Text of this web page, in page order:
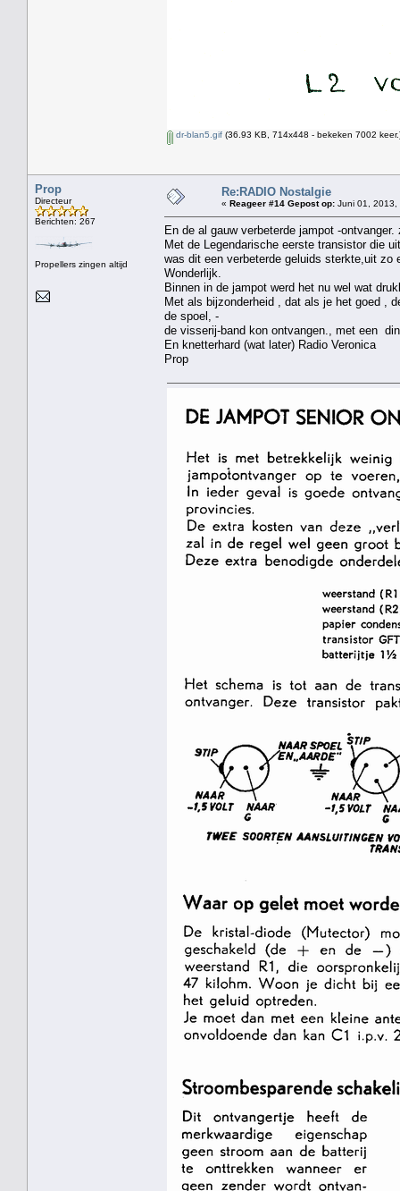
dr-blan5.gif (36.93 KB, 714x448 - bekeken 7002
Prop
Directeur
Berichten: 267
Propellers zingen altijd
Re:RADIO Nostalgie
« Reageer #14 Gepost op: Juni 01, 2013,
En de al gauw verbeterde jampot -ontvanger.
Met de Legendarische eerste transistor die
was dit een verbeterde geluids sterkte,uit zo
Wonderlijk.
Binnen in de jampot werd het nu wel wat
Met als bijzonderheid , dat als je het goed ,
de spoel, -
de visserij-band kon ontvangen., met een
En knetterhard (wat later) Radio Veronica
Prop